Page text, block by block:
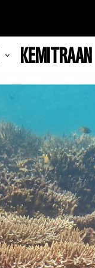
KEMITRAAN